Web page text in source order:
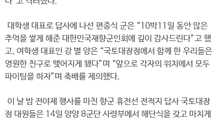
대학생 대표로 답사에 나선 편종식 군은 “10박11일 동안 많은
추억을 쌓게 해준 대한민국재향군인회에 깊이 감사드린다”고 했
고, 여학생 대표인 강 별 양은 “국토대장정에서 함께 한 우리들은
영원한 친구로 맺어지게 됐다”며 “앞으로 각자의 위치에서 모두
파이팅을 하자”며 축배를 제의했다.
이 날 밤 전야제 행사를 마친 향군 휴전선 전적지 답사 국토대장
정 대원들은 14일 양양 8군단 사령부에서 해단식을 갖고 마치게